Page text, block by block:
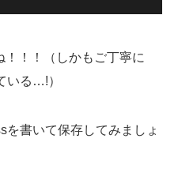
！！（しかもご丁寧に
いる…!）
を書いて保存してみましょ